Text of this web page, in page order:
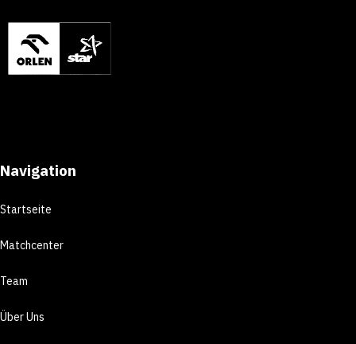
Navigation
Startseite
Matchcenter
Team
Über Uns